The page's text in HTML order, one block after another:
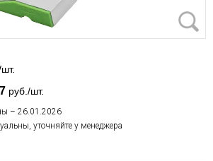
руб./шт.
– 26.01.2026
уточняйте у менеджера